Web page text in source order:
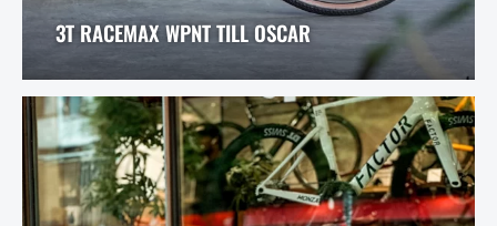
3T RACEMAX WPNT TILL OSCAR